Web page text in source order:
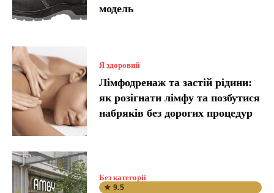
модель
Я здоровий
Лімфодренаж та застій рідини:
як розігнати лімфу та позбутися
набряків без дорогих процедур
Без категорії
★ 9.5